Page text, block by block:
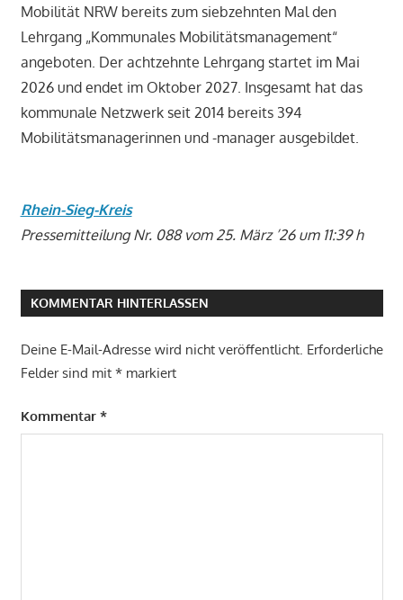
Mobilität NRW bereits zum siebzehnten Mal den
Lehrgang „Kommunales Mobilitätsmanagement“
angeboten. Der achtzehnte Lehrgang startet im Mai
2026 und endet im Oktober 2027. Insgesamt hat das
kommunale Netzwerk seit 2014 bereits 394
Mobilitätsmanagerinnen und -manager ausgebildet.
Rhein-Sieg-Kreis
Pressemitteilung Nr. 088 vom 25. März ’26 um 11:39 h
KOMMENTAR HINTERLASSEN
Deine E-Mail-Adresse wird nicht veröffentlicht. Erforderliche
Felder sind mit *markiert
Kommentar *